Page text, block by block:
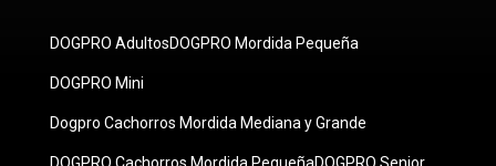
DOGPRO AdultosDOGPRO Mordida Pequeña
DOGPRO Mini
Dogpro Cachorros Mordida Mediana y Grande
DOGPRO Cachorros Mordida PequeñaDOGPRO Senior